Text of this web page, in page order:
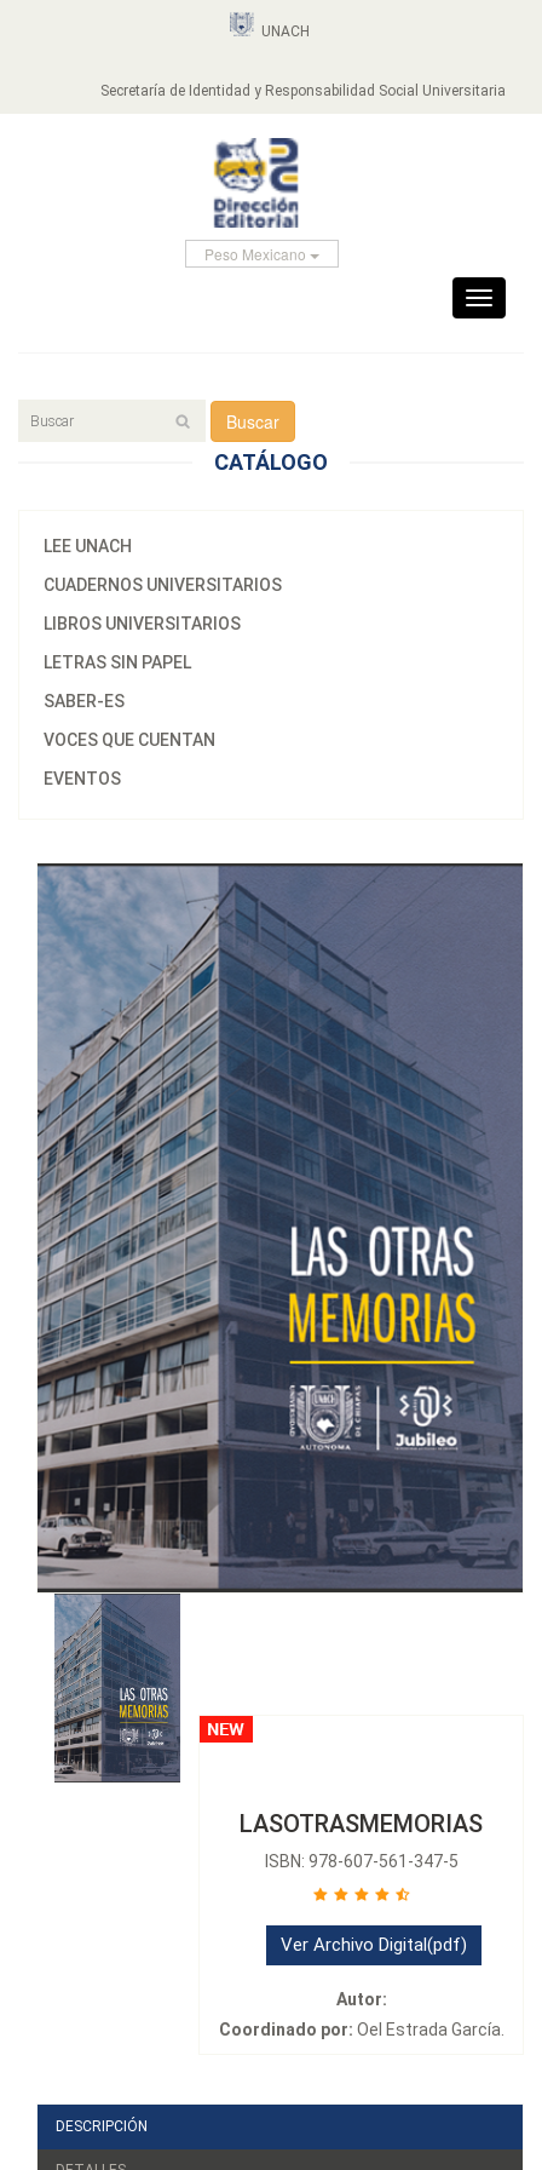
UNACH
Secretaría de Identidad y Responsabilidad Social Universitaria
Peso Mexicano
Toggle
Buscar
CATÁLOGO
LEE UNACH
CUADERNOS UNIVERSITARIOS
LIBROS UNIVERSITARIOS
LETRAS SIN PAPEL
SABER-ES
VOCES QUE CUENTAN
EVENTOS
LASOTRASMEMORIAS
ISBN: 978-607-561-347-5
Ver Archivo Digital(pdf)
Autor:
Coordinado por: Oel Estrada García.
DESCRIPCIÓN